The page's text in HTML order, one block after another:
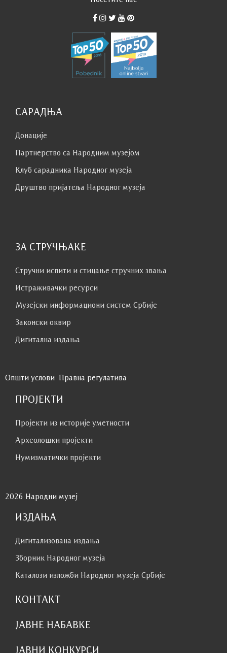
САРАДЊА
Донације
Партнерство са Народним музејoм
Клуб сaрaдникa Народног музеја
Друштво пријатеља Народног музеја
ЗА СТРУЧЊАКЕ
Стручни испити и стицање стручних звања
Истраживачки ресурси
Музејски информациони систем Србије
Законски оквир
Дигитална издања
Општи услови Правна регулатива
ПРОЈЕКТИ
Пројекти из историје уметности
Археолошки пројекти
Нумизматички пројекти
2026 Народни музеј
ИЗДАЊА
Дигитализована издања
Зборник Народног музеја
Каталози изложби Народног музеја Србије
КОНТАКТ
ЈАВНЕ НАБАВКЕ
ЈАВНИ КОНКУРСИ